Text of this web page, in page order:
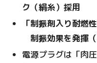
ク（絹糸）採用
「制振剤入り耐燃
制振効果を発揮
電源プラグは「肉